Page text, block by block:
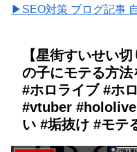
▶SEO対策 ブログ記事
【星街すいせい
の子にモテる方
#ホロライブ #ホ
#vtuber #hololive
い #垢抜け #モテ